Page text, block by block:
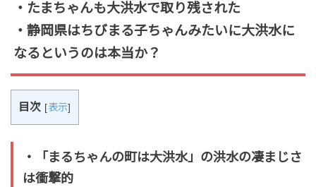
・たまちゃんも大洪水で取り残された
・静岡県はちびまる子ちゃんみたいに大洪水に
なるというのは本当か？
目次 [表示]
・「まるちゃんの町は大洪水」の洪水の凄まじさ
は衝撃的